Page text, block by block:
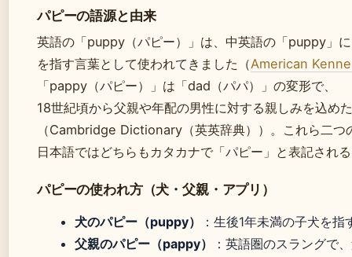
パピーの語源と由来
英語の「puppy（パピー）」は、中英語の「puppy」
を指す言葉として使われてきました（American
「pappy（パピー）」は「dad（パパ）」の変形で、
18世紀頃から父親や年配の男性に対する親しみを込め
（Cambridge Dictionary（英英辞典））。これら二つ
日本語ではどちらもカタカナで「パピー」と表記され
パピーの使われ方（犬・父親・アプリ）
犬のパピー（puppy）
：生後1年未満の子犬を
父親のパピー（pappy）
：英語圏のスラングで